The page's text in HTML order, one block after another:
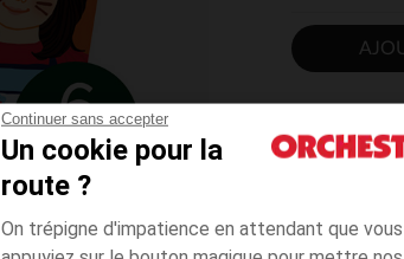
Continuer sans accepter
Un cookie pour la
route ?
On trépigne d'impatience en attendant que vous